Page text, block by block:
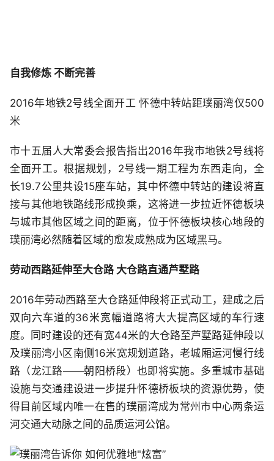
自我修炼 不断完善
2016年地铁2号线全面开工 怀德中转站距璞丽湾仅500
米
市十五届人大常委会报告指出2016年我市地铁2号线将
全面开工。根据规划，2号线一期工程为东西走向，全
长19.7公里共设15座车站，其中怀德中转站的建设将直
接与其他地铁路线形成换乘，这将进一步拉近怀德板块
与城市其他区域之间的距离，位于怀德板块核心地段的
璞丽湾必然随着区域的愈发成熟成为区域黑马。
劳动西路延伸至大仓路 大仓路直通芦墅路
2016年劳动西路至大仓路延伸段将正式动工，建成之后
双向六车道的36米宽幅道路将大大提高区域的车行速
度。同时建设的还有宽44米的大仓路至芦墅路延伸段以
及璞丽湾小区南侧16米宽规划道路，老城厢运河慢行线
路（龙江路——朝阳桥段）也即将实施。多重城市基础
设施与交通建设进一步提升怀德桥板块的资源优势，使
得目前区域内唯一在售的璞丽湾成为常州市中心两条运
河交通大动脉之间的品质运河公馆。